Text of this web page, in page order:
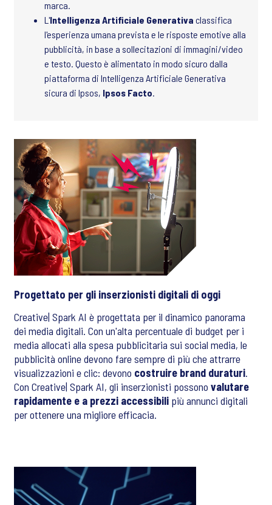
marca.
L'Intelligenza Artificiale Generativa classifica
l'esperienza umana prevista e le risposte emotive alla
pubblicità, in base a sollecitazioni di immagini/video
e testo. Questo è alimentato in modo sicuro dalla
piattaforma di Intelligenza Artificiale Generativa
sicura di Ipsos, Ipsos Facto
Progettato per gli inserzionisti digitali di oggi
Creative| Spark AI è progettata per il dinamico panorama
dei media digitali. Con un'alta percentuale di budget per i
media allocati alla spesa pubblicitaria sui social media, le
pubblicità online devono fare sempre di più che attrarre
visualizzazioni e clic: devono costruire brand duraturi.
Con Creative| Spark AI, gli inserzionisti possono valutare
rapidamente e a prezzi accessibili più annunci digitali
per ottenere una migliore efficacia.